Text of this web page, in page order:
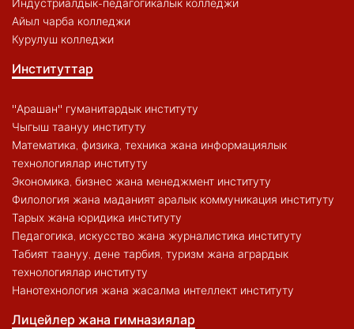
Индустриалдык-педагогикалык колледжи
Айыл чарба колледжи
Курулуш колледжи
Институттар
"Арашан" гуманитардык институту
Чыгыш таануу институту
Математика, физика, техника жана информациялык
технологиялар институту
Экономика, бизнес жана менеджмент институту
Филология жана маданият аралык коммуникация институту
Тарых жана юридика институту
Педагогика, искусство жана журналистика институту
Табият таануу, дене тарбия, туризм жана агрардык
технологиялар институту
Нанотехнология жана жасалма интеллект институту
Лицейлер жана гимназиялар